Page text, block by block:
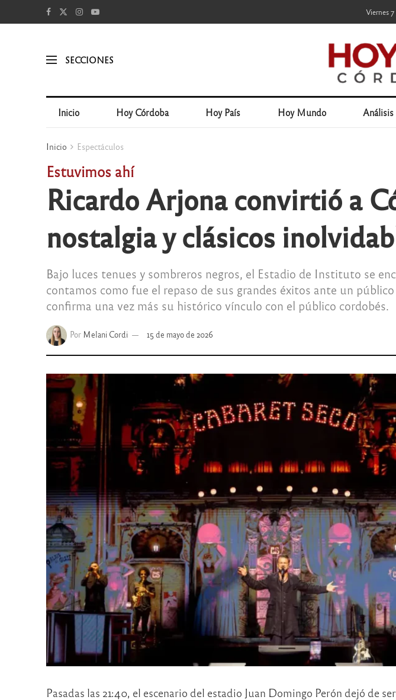
Viernes
SECCIONES
Inicio Hoy Córdoba Hoy País Hoy Mundo Análisis
Inicio Espectáculos
Estuvimos ahí
Ricardo Arjona convirtió a
nostalgia y clásicos
Bajo luces tenues y sombreros negros, el Estadio de Instituto se
contamos como fue el repaso de sus grandes éxitos ante un
confirma una vez más su histórico vínculo con el público cordobés.
Por Melani Cordi 15 de mayo de 2026
Pasadas las 21:40, el escenario del estadio Juan Domingo Perón dejó de